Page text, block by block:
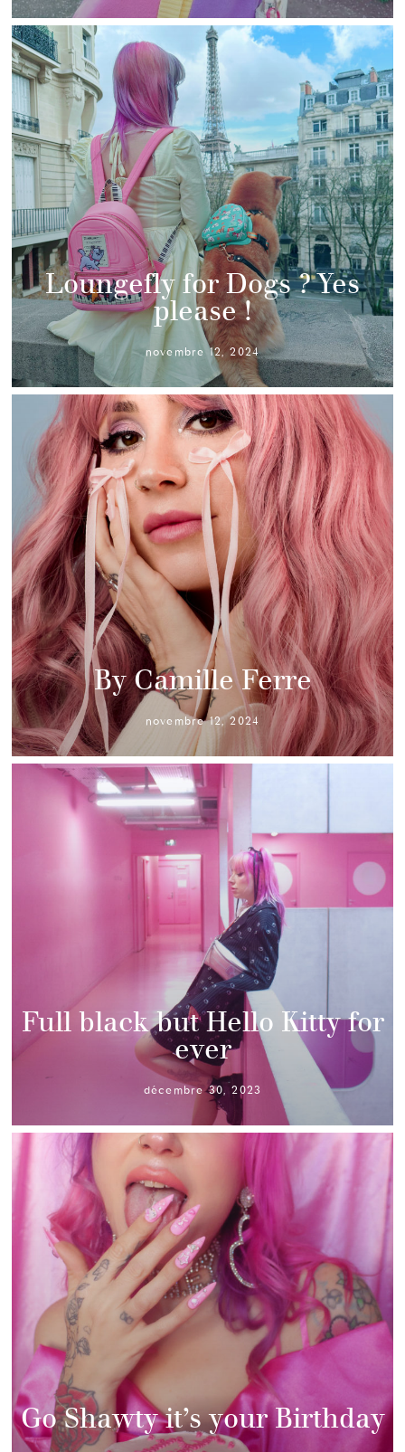
Loungefly for Dogs ? Yes
please !
novembre 12, 2024
By Camille Ferre
novembre 12, 2024
Full black but Hello Kitty for
ever
décembre 30, 2023
Go Shawty it’s your Birthday